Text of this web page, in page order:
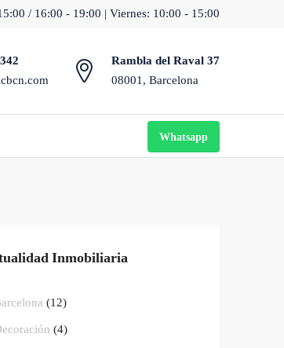
/ 16:00 - 19:00 | Viernes: 10:00 - 15:00
Rambla del Raval 37
08001, Barcelona
Whatsapp
Inmobiliaria
(12)
(4)